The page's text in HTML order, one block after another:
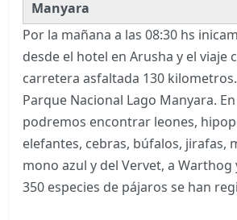
Manyara
Por la mañana a las 08:30 hs
desde el hotel en Arusha y el viaje
carretera asfaltada 130
Parque Nacional Lago Manyara.
podremos encontrar leones,
elefantes, cebras, búfalos, jirafas,
mono azul y del Vervet, a Warthog
350 especies de pájaros se han